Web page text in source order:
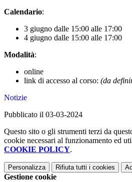
Calendario:
3 giugno dalle 15:00 alle 17:00
4 giugno dalle 15:00 alle 17:00
Modalità:
online
link di accesso al corso: (da
Notizie
Pubblicato il 03-03-2024
Questo sito o gli strumenti terzi da
cookie necessari al funzionamento ed
COOKIE POLICY.
Personalizza Rifiuta tutti i cookies
Gestione cookie